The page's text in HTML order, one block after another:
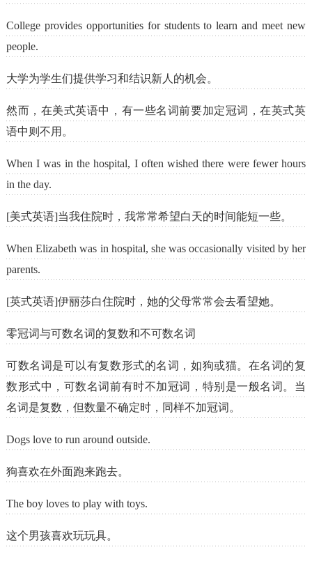
College provides opportunities for students to learn and meet new
people.
大学为学生们提供学习和结识新人的机会。
然而，在美式英语中，有一些名词前要加定冠词，在英式英
语中则不用。
When I was in the hospital, I often wished there were fewer hours
in the day.
[美式英语]当我住院时，我常常希望白天的时间能短一些。
When Elizabeth was in hospital, she was occasionally visited by her
parents.
[英式英语]伊丽莎白住院时，她的父母常常会去看望她。
零冠词与可数名词的复数和不可数名词
可数名词是可以有复数形式的名词，如狗或猫。在名词的复
数形式中，可数名词前有时不加冠词，特别是一般名词。当
名词是复数，但数量不确定时，同样不加冠词。
Dogs love to run around outside.
狗喜欢在外面跑来跑去。
The boy loves to play with toys.
这个男孩喜欢玩玩具。